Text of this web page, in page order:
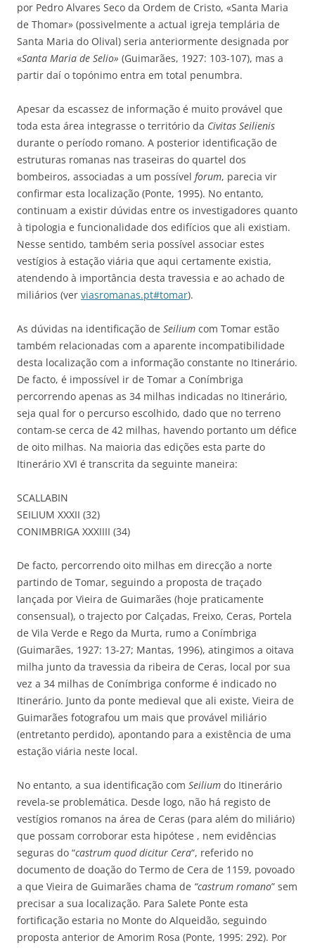
por Pedro Alvares Seco da Ordem de Cristo, «Santa Maria
de Thomar» (possivelmente a actual igreja templária de
Santa Maria do Olival) seria anteriormente designada por
«Santa Maria de Selio» (Guimarães, 1927: 103-107), mas a
partir daí o topónimo entra em total penumbra.
Apesar da escassez de informação é muito provável que
toda esta área integrasse o território da Civitas Seilienis
durante o período romano. A posterior identificação de
estruturas romanas nas traseiras do quartel dos
bombeiros, associadas a um possível forum, parecia vir
confirmar esta localização (Ponte, 1995). No entanto,
continuam a existir dúvidas entre os investigadores quanto
à tipologia e funcionalidade dos edifícios que ali existiam.
Nesse sentido, também seria possível associar estes
vestígios à estação viária que aqui certamente existia,
atendendo à importância desta travessia e ao achado de
miliários (ver viasromanas.pt#tomar).
As dúvidas na identificação de Seilium com Tomar estão
também relacionadas com a aparente incompatibilidade
desta localização com a informação constante no Itinerário.
De facto, é impossível ir de Tomar a Conímbriga
percorrendo apenas as 34 milhas indicadas no Itinerário,
seja qual for o percurso escolhido, dado que no terreno
contam-se cerca de 42 milhas, havendo portanto um défice
de oito milhas. Na maioria das edições esta parte do
Itinerário XVI é transcrita da seguinte maneira:
SCALLABIN
SEILIUM XXXII (32)
CONIMBRIGA XXXIIII (34)
De facto, percorrendo oito milhas em direcção a norte
partindo de Tomar, seguindo a proposta de traçado
lançada por Vieira de Guimarães (hoje praticamente
consensual), o trajecto por Calçadas, Freixo, Ceras, Portela
de Vila Verde e Rego da Murta, rumo a Conímbriga
(Guimarães, 1927: 13-27; Mantas, 1996), atingimos a oitava
milha junto da travessia da ribeira de Ceras, local por sua
vez a 34 milhas de Conímbriga conforme é indicado no
Itinerário. Junto da ponte medieval que ali existe, Vieira de
Guimarães fotografou um mais que provável miliário
(entretanto perdido), apontando para a existência de uma
estação viária neste local.
No entanto, a sua identificação com Seilium do Itinerário
revela-se problemática. Desde logo, não há registo de
vestígios romanos na área de Ceras (para além do miliário)
que possam corroborar esta hipótese , nem evidências
seguras do “castrum quod dicitur Cera“, referido no
documento de doação do Termo de Cera de 1159, povoado
a que Vieira de Guimarães chama de “castrum romano” sem
precisar a sua localização. Para Salete Ponte esta
fortificação estaria no Monte do Alqueidão, seguindo
proposta anterior de Amorim Rosa (Ponte, 1995: 292). Por